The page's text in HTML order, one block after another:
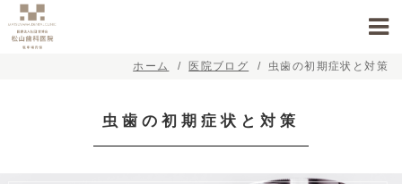
ホーム 医院ブログ 虫歯の初期症状と対策
虫歯の初期症状と対策